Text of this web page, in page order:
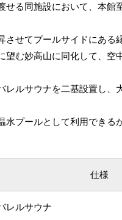
る同施設において、本館
せてプールサイドにある
む妙高山に同化して、
ルサウナを二基設置し、
プールとして利用できる
仕様
レルサウナ